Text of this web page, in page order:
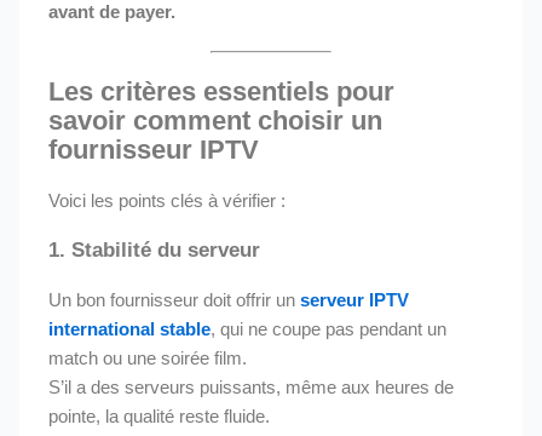
avant de payer.
Les critères essentiels pour
savoir comment choisir un
fournisseur IPTV
Voici les points clés à vérifier :
1.Stabilité du serveur
Un bon fournisseur doit offrir unserveur IPTV
international stable, qui ne coupe pas pendant un
match ou une soirée film.
S’il a des serveurs puissants, même aux heures de
pointe, la qualité reste fluide.